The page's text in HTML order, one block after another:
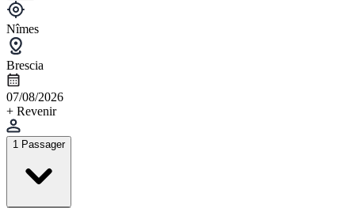
Nîmes
Brescia
07/08/2026
+ Revenir
1 Passager